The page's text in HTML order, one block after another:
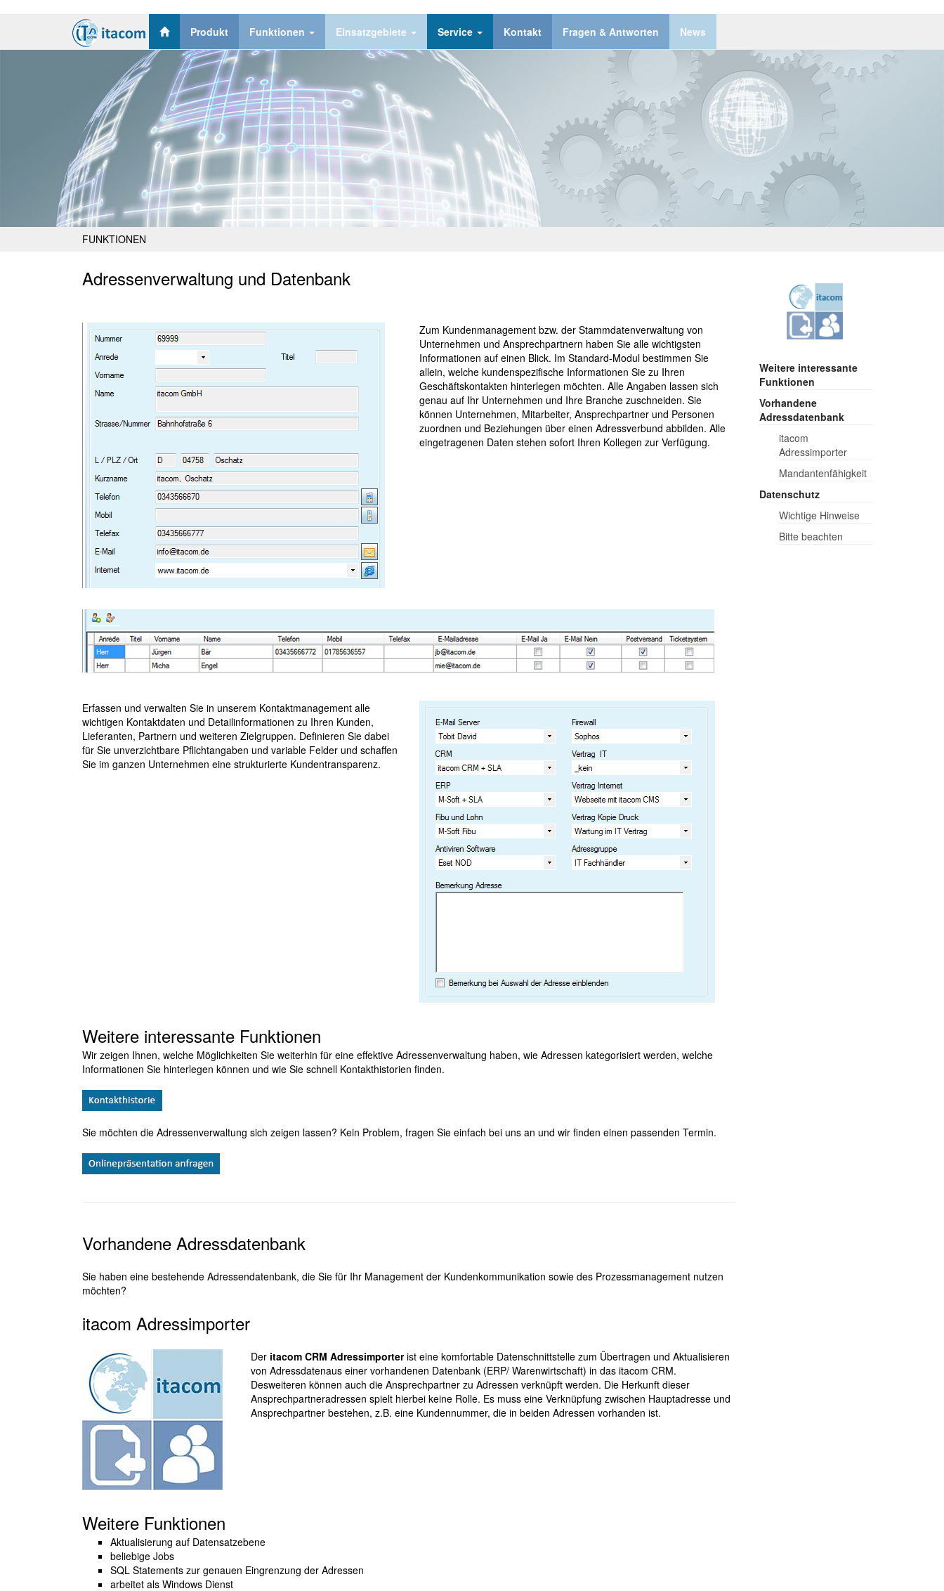
Produkt Funktionen Einsatzgebiete Service Kontakt Fragen & Antworten News
FUNKTIONEN
Adressenverwaltung und Datenbank
Zum Kundenmanagement bzw. der Stammdatenverwaltung von
Unternehmen und Ansprechpartnern haben Sie alle wichtigsten
Informationen auf einen Blick. Im Standard-Modul bestimmen Sie
allein, welche kundenspezifische Informationen Sie zu Ihren
Geschäftskontakten hinterlegen möchten. Alle Angaben lassen sich
genau auf Ihr Unternehmen und Ihre Branche zuschneiden. Sie
können Unternehmen, Mitarbeiter, Ansprechpartner und Personen
zuordnen und Beziehungen über einen Adressverbund abbilden. Alle
eingetragenen Daten stehen sofort Ihren Kollegen zur Verfügung.
Erfassen und verwalten Sie in unserem Kontaktmanagement alle
wichtigen Kontaktdaten und Detailinformationen zu Ihren Kunden,
Lieferanten, Partnern und weiteren Zielgruppen. Definieren Sie dabei
für Sie unverzichtbare Pflichtangaben und variable Felder und schaffen
Sie im ganzen Unternehmen eine strukturierte Kundentransparenz.
Weitere interessante Funktionen
Wir zeigen Ihnen, welche Möglichkeiten Sie weiterhin für eine effektive Adressenverwaltung haben, wie Adressen kategorisiert werden, welche
Informationen Sie hinterlegen können und wie Sie schnell Kontakthistorien finden.
Sie möchten die Adressenverwaltung sich zeigen lassen? Kein Problem, fragen Sie einfach bei uns an und wir finden einen passenden Termin.
Vorhandene Adressdatenbank
Sie haben eine bestehende Adressendatenbank, die Sie für Ihr Management der Kundenkommunikation sowie des Prozessmanagement nutzen
möchten?
itacom Adressimporter
Der itacom CRM Adressimporterist eine komfortable Datenschnittstelle zum Übertragen und Aktualisieren
von Adressdatenaus einer vorhandenen Datenbank (ERP/ Warenwirtschaft) in das itacom CRM.
Desweiteren können auch die Ansprechpartner zu Adressen verknüpft werden. Die Herkunft dieser
Ansprechpartneradressen spielt hierbei keine Rolle. Es muss eine Verknüpfung zwischen Hauptadresse und
Ansprechpartner bestehen, z.B. eine Kundennummer, die in beiden Adressen vorhanden ist.
Weitere Funktionen
Aktualisierung auf Datensatzebene
beliebige Jobs
SQL Statements zur genauen Eingrenzung der Adressen
arbeitet als Windows Dienst
Weitere interessante
Funktionen
Vorhandene
Adressdatenbank
itacom
Adressimporter
Mandantenfähigkeit
Datenschutz
Wichtige Hinweise
Bitte beachten